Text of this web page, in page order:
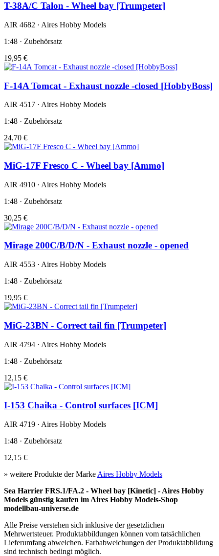
T-38A/C Talon - Wheel bay [Trumpeter]
AIR 4682 · Aires Hobby Models
1:48 · Zubehörsatz
19,95 €
F-14A Tomcat - Exhaust nozzle -closed [HobbyBoss]
AIR 4517 · Aires Hobby Models
1:48 · Zubehörsatz
24,70 €
MiG-17F Fresco C - Wheel bay [Ammo]
AIR 4910 · Aires Hobby Models
1:48 · Zubehörsatz
30,25 €
Mirage 200C/B/D/N - Exhaust nozzle - opened
AIR 4553 · Aires Hobby Models
1:48 · Zubehörsatz
19,95 €
MiG-23BN - Correct tail fin [Trumpeter]
AIR 4794 · Aires Hobby Models
1:48 · Zubehörsatz
12,15 €
I-153 Chaika - Control surfaces [ICM]
AIR 4719 · Aires Hobby Models
1:48 · Zubehörsatz
12,15 €
» weitere Produkte der Marke Aires Hobby Models
Sea Harrier FRS.1/FA.2 - Wheel bay [Kinetic] - Aires Hobby
Models günstig kaufen im Aires Hobby Models-Shop
modellbau-universe.de
Alle Preise verstehen sich inklusive der gesetzlichen
Mehrwertsteuer. Produktabbildungen können vom tatsächlichen
Lieferumfang abweichen. Farbabweichungen der Produktabbildung
sind technisch bedingt möglich.